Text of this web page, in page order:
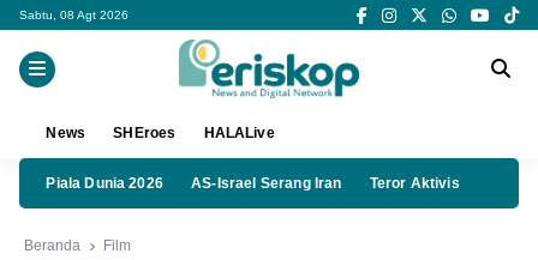
Sabtu, 08 Agt 2026
News SHEroes HALALive
Piala Dunia 2026 AS-Israel Serang Iran Teror Aktivis
Beranda Film